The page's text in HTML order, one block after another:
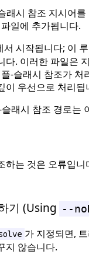
래시 참조 지시어
일에 추가됩니다.
서 시작됩니다; 이
다. 이러한 파일은
-슬래시 참조가
이 우선으로 처리됩
래시 참조 경로는
하는 것은 오류입
기 (Using --
가 지정되면,
지 않습니다.